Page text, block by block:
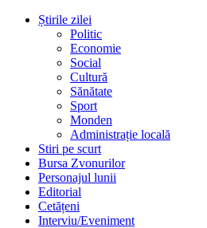
Știrile zilei
Politic
Economie
Social
Cultură
Sănătate
Sport
Monden
Administrație locală
Stiri pe scurt
Bursa Zvonurilor
Personajul lunii
Editorial
Cetățeni
Interviu/Eveniment